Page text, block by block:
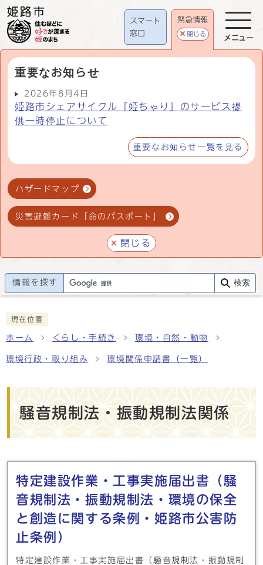
スマート
窓口
緊急情報
閉じる
重要なお知らせ
2026年8月4日
姫路市シェアサイクル「姫ちゃり」のサービス提
供一時停止について
重要なお知らせ一覧を見る
ハザードマップ
災害避難カード「命のパスポート」
閉じる
メニュー
情報を探す 検索
現在位置
ホーム くらし・手続き 環境・自然・動物
環境行政・取り組み 環境関係申請書（一覧）
騒音規制法・振動規制法関係
メインメニュー
特定建設作業・工事実施届出書（騒
音規制法・振動規制法・環境の保全
と創造に関する条例・姫路市公害防
止条例）
特定建設作業・工事実施届出書（騒音規制法・振動規制